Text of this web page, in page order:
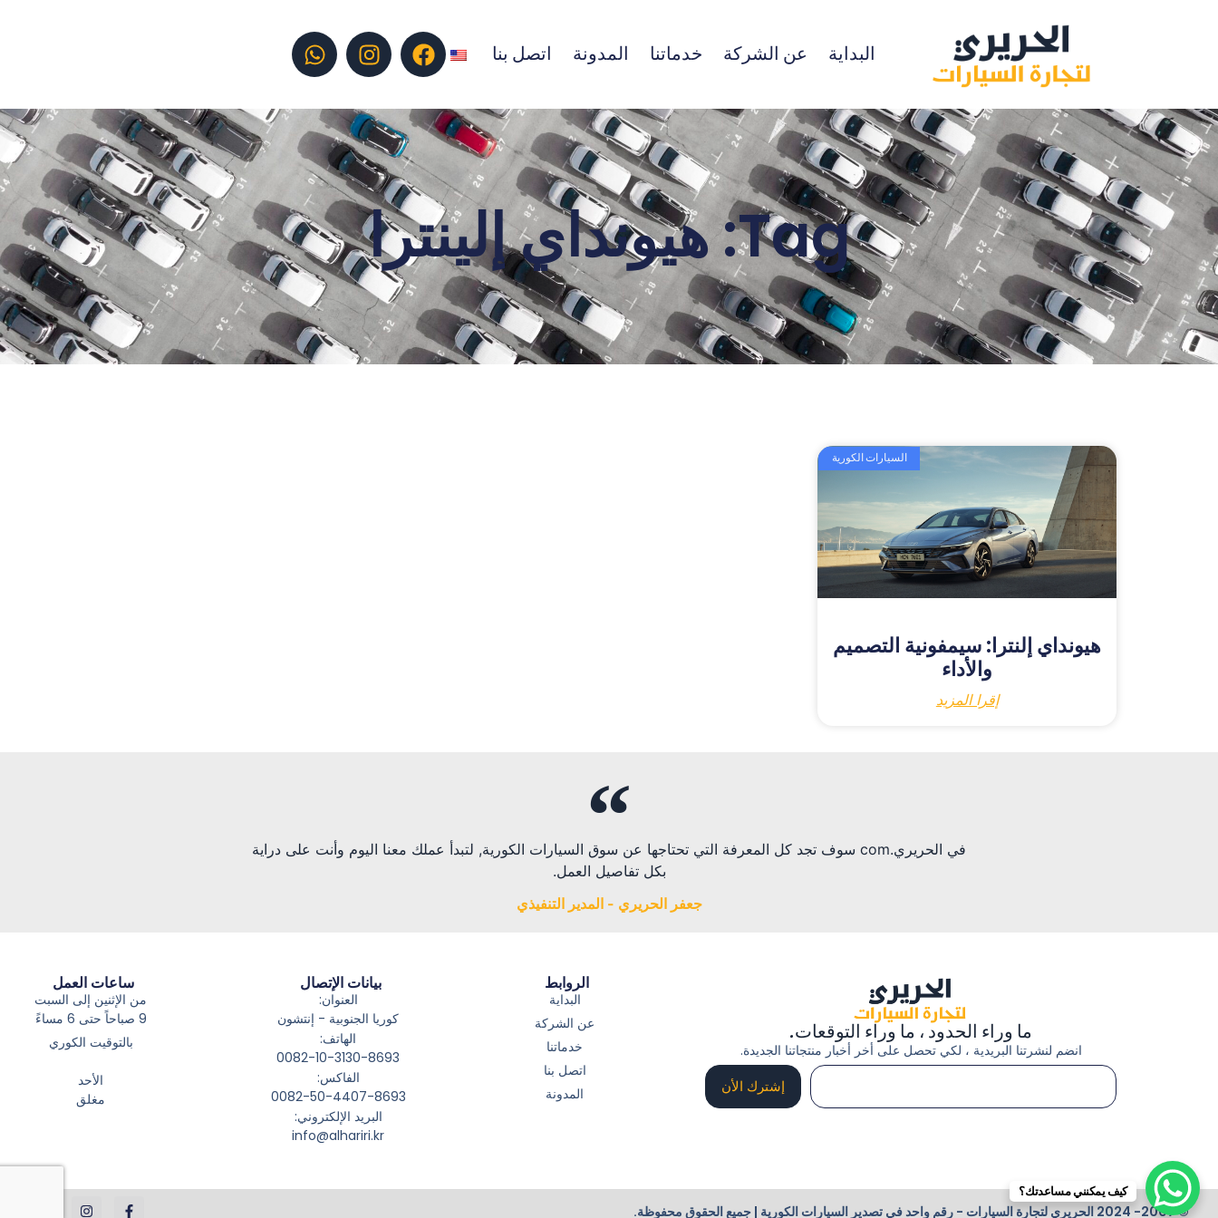
البداية عن الشركة خدماتنا المدونة اتصل بنا
Tag: هيونداي إلينترا
السيارات الكورية
هيونداي إلنترا: سيمفونية التصميم
والأداء
إقرا المزيد
في الحريري.com سوف تجد كل المعرفة التي تحتاجها عن سوق السيارات الكورية, لتبدأ عملك معنا اليوم وأنت على دراية
بكل تفاصيل العمل.
جعفر الحريري - المدير التنفيذي
ما وراء الحدود ، ما وراء التوقعات.
انضم لنشرتنا البريدية ، لكي تحصل على أخر أخبار منتجاتنا الجديدة.
إشترك الأن
الروابط
البداية
عن الشركة
خدماتنا
اتصل بنا
المدونة
بيانات الإتصال
العنوان:
كوريا الجنوبية - إنتشون
الهاتف:
0082-10-3130-8693
الفاكس:
0082-50-4407-8693
البريد الإلكتروني:
info@alhariri.kr
ساعات العمل
من الإثنين إلى السبت
9 صباحاً حتى 6 مساءً
بالتوقيت الكوري
الأحد
مغلق
© 2007- 2024 الحريري لتجارة السيارات - رقم واحد في تصدير السيارات الكورية | جميع الحقوق محفوظة.
كيف يمكنني مساعدتك؟